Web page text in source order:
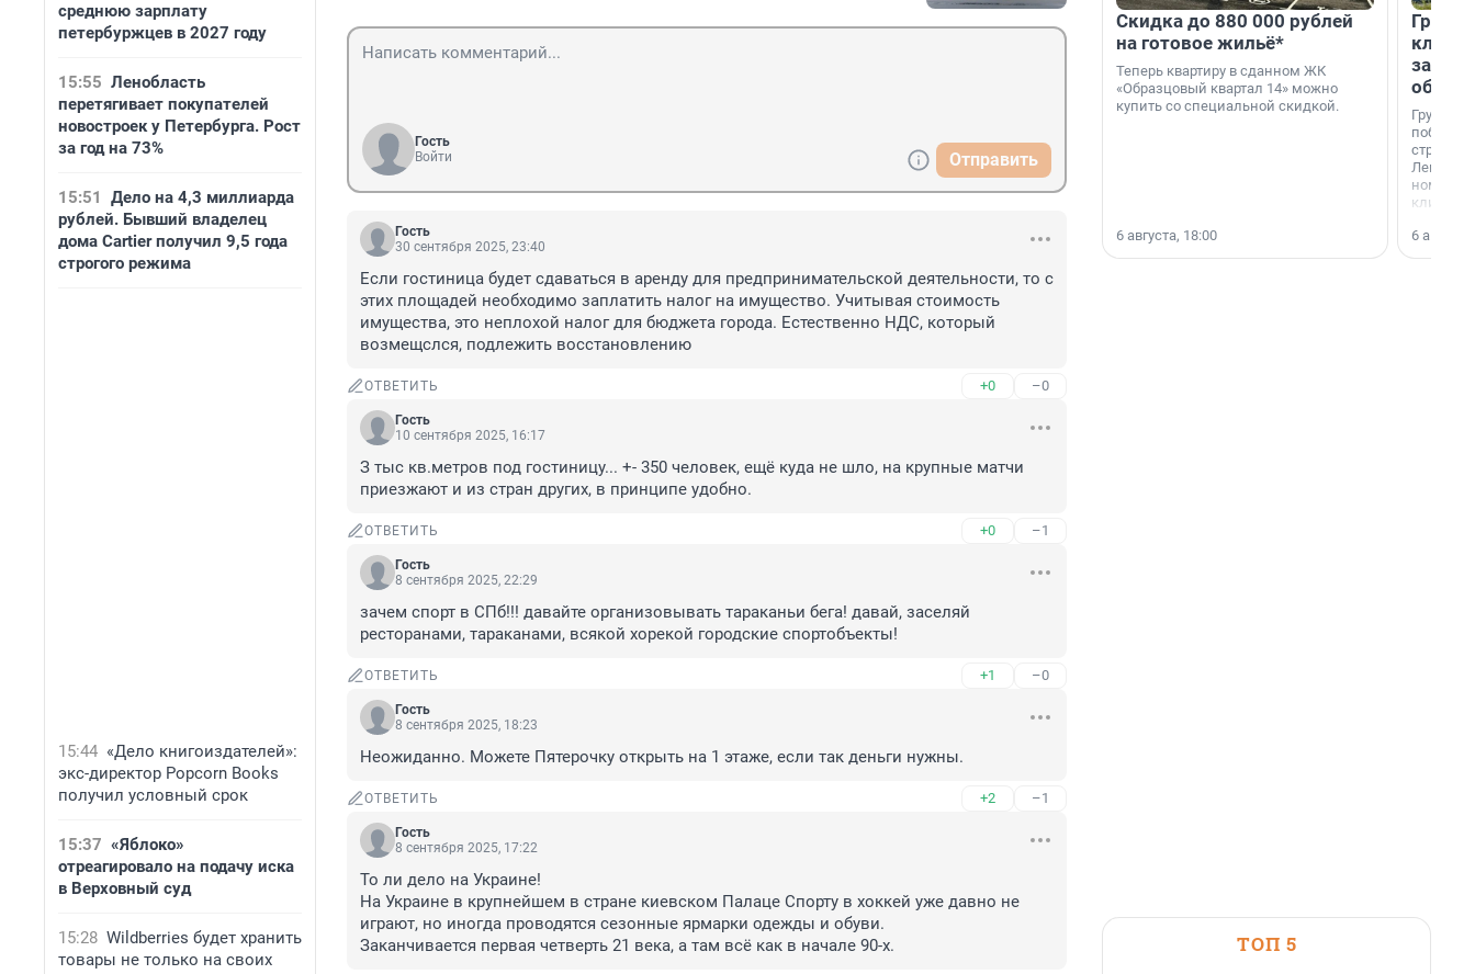
среднюю зарплату
петербуржцев в 2027 году
15:55 Ленобласть
перетягивает покупателей
новостроек у Петербурга. Рост
за год на 73%
15:51
Дело на 4,3 миллиарда
рублей. Бывший владелец
дома Cartier получил 9,5 года
строгого режима
15:44 «Дело книгоиздателей»:
экс-директор Popcorn Books
получил условный срок
15:37 «Яблоко»
отреагировало на подачу иска
в Верховный суд
15:28 Wildberries будет хранить
товары не только на своих
Гость
Войти
Отправить
Гость
30 сентября 2025, 23:40
Если гостиница будет сдаваться в аренду для предпринимательской деятельности, то с
этих площадей необходимо заплатить налог на имущество. Учитывая стоимость
имущества, это неплохой налог для бюджета города. Естественно НДС, который
возмещслся, подлежить восстановлению
ОТВЕТИТЬ +0 –0
Гость
10 сентября 2025, 16:17
З тыс кв.метров под гостиницу... +- 350 человек, ещё куда не шло, на крупные матчи
приезжают и из стран других, в принципе удобно.
ОТВЕТИТЬ +0 –1
Гость
8 сентября 2025, 22:29
зачем спорт в СПб!!! давайте организовывать тараканьи бега! давай, заселяй
ресторанами, тараканами, всякой хорекой городские спортобъекты!
ОТВЕТИТЬ +1 –0
Гость
8 сентября 2025, 18:23
Неожиданно. Можете Пятерочку открыть на 1 этаже, если так деньги нужны.
ОТВЕТИТЬ +2 –1
Гость
8 сентября 2025, 17:22
То ли дело на Украине!
На Украине в крупнейшем в стране киевском Палаце Спорту в хоккей уже давно не
играют, но иногда проводятся сезонные ярмарки одежды и обуви.
Заканчивается первая четверть 21 века, а там всё как в начале 90-х.
Скидка до 880 000 рублей
на готовое жильё*
Теперь квартиру в сданном ЖК
«Образцовый квартал 14» можно
купить со специальной скидкой.
6 августа, 18:00
Группа
области».
6
ТОП 5